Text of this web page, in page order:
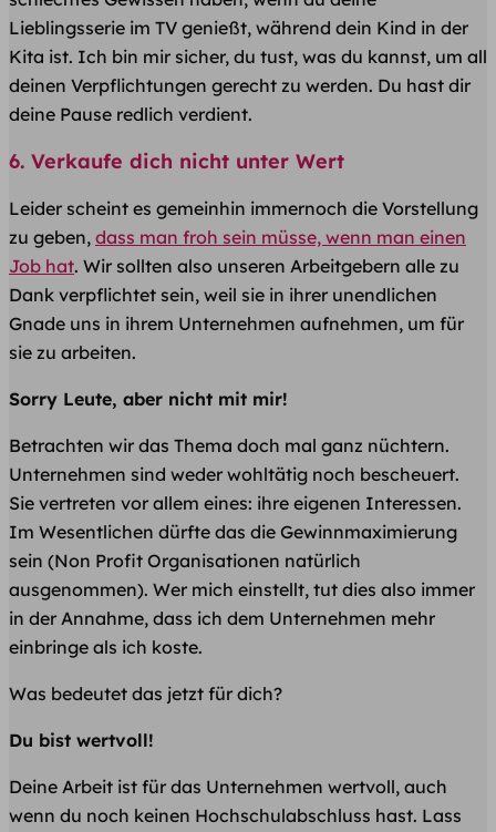
Lieblingsserie im TV genießt, während dein Kind in der
Kita ist. Ich bin mir sicher, du tust, was du kannst, um all
deinen Verpflichtungen gerecht zu werden. Du hast dir
deine Pause redlich verdient.
6. Verkaufe dich nicht unter Wert
Leider scheint es gemeinhin immernoch die Vorstellung
zu geben, dass man froh sein müsse, wenn man einen
Job hat. Wir sollten also unseren Arbeitgebern alle zu
Dank verpflichtet sein, weil sie in ihrer unendlichen
Gnade uns in ihrem Unternehmen aufnehmen, um für
sie zu arbeiten.
Sorry Leute, aber nicht mit mir!
Betrachten wir das Thema doch mal ganz nüchtern.
Unternehmen sind weder wohltätig noch bescheuert.
Sie vertreten vor allem eines: ihre eigenen Interessen.
Im Wesentlichen dürfte das die Gewinnmaximierung
sein (Non Profit Organisationen natürlich
ausgenommen). Wer mich einstellt, tut dies also immer
in der Annahme, dass ich dem Unternehmen mehr
einbringe als ich koste.
Was bedeutet das jetzt für dich?
Du bist wertvoll!
Deine Arbeit ist für das Unternehmen wertvoll, auch
wenn du noch keinen Hochschulabschluss hast. Lass